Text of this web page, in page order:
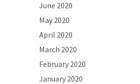
June 2020
May 2020
April 2020
March 2020
February 2020
January 2020